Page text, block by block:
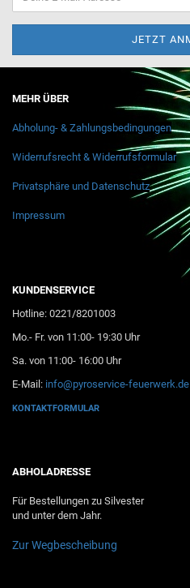
MEHR ÜBER
Abholung- & Zahlungsbedingungen
Widerrufsrecht & Widerrufsformular
Privatsphäre und Datenschutz
Impressum
KUNDENSERVICE
Hotline: 0221/8201003
Mo.- Fr. von 11:00- 19:30 Uhr
Sa. von 11:00- 16:00 Uhr
E-Mail: info@pyroservice-feuerwerk.de
KONTAKTFORMULAR
ABHOLADRESSE
Für Bestellungen zu Silvester
und unter dem Jahr.
Zur Wegbescheibung